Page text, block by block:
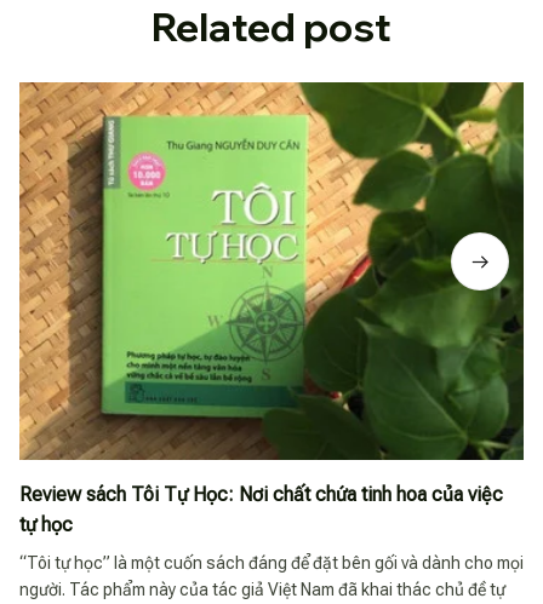
Related post
Review sách Tôi Tự Học: Nơi chất chứa tinh hoa của việc
tự học
“Tôi tự học” là một cuốn sách đáng để đặt bên gối và dành cho mọi
người. Tác phẩm này của tác giả Việt Nam đã khai thác chủ đề tự